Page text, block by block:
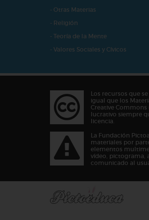
- Otras Materias
- Religión
- Teoría de la Mente
- Valores Sociales y Cívicos
Los recursos que
igual que los
Creative Commons
lucrativo siempre
licencia.
La Fundación
materiales por
elementos
vídeo, pictograma,
comunicado al